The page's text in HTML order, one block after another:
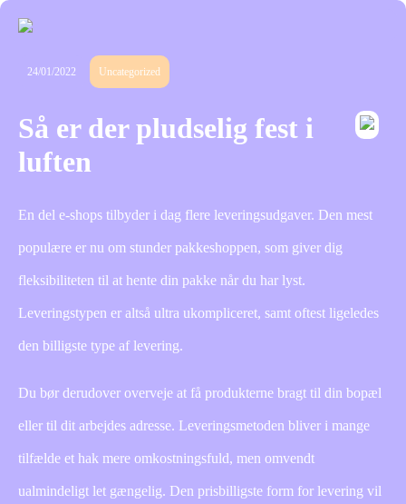
24/01/2022 Uncategorized
Så er der pludselig fest i
luften
En del e-shops tilbyder i dag flere leveringsudgaver. Den mest
populære er nu om stunder pakkeshoppen, som giver dig
fleksibiliteten til at hente din pakke når du har lyst.
Leveringstypen er altså ultra ukompliceret, samt oftest ligeledes
den billigste type af levering.
Du bør derudover overveje at få produkterne bragt til din bopæl
eller til dit arbejdes adresse. Leveringsmetoden bliver i mange
tilfælde et hak mere omkostningsfuld, men omvendt
ualmindeligt let gængelig. Den prisbilligste form for levering vil